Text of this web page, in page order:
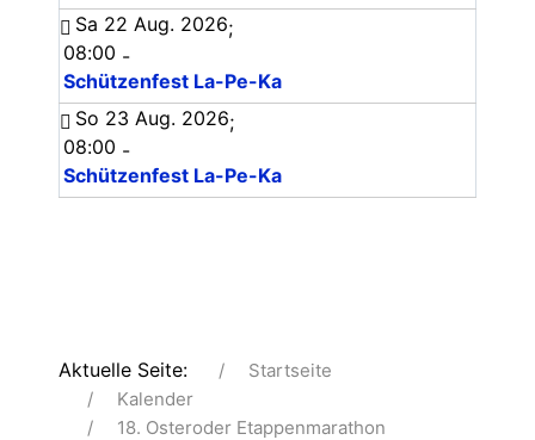
Sa 22 Aug. 2026;
08:00 -
Schützenfest La-Pe-Ka
So 23 Aug. 2026;
08:00 -
Schützenfest La-Pe-Ka
Aktuelle Seite:
Startseite
Kalender
18. Osteroder Etappenmarathon